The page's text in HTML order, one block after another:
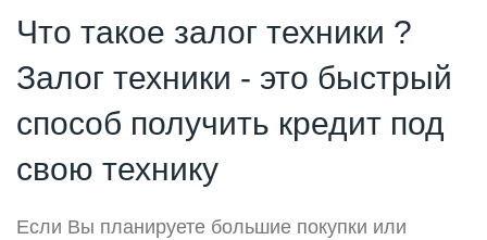
Что такое залог техники ?
Залог техники - это быстрый
способ получить кредит под
свою технику
Если Вы планируете большие покупки или